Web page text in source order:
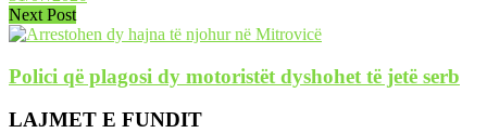
Next Post
Polici që plagosi dy motoristët dyshohet të jetë serb
LAJMET E FUNDIT